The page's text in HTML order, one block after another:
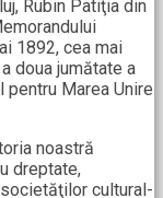
Rubin Patiţia din
1892, cea mai
doua jumătate a
Marea Unire
noastră
dreptate,
cultural-